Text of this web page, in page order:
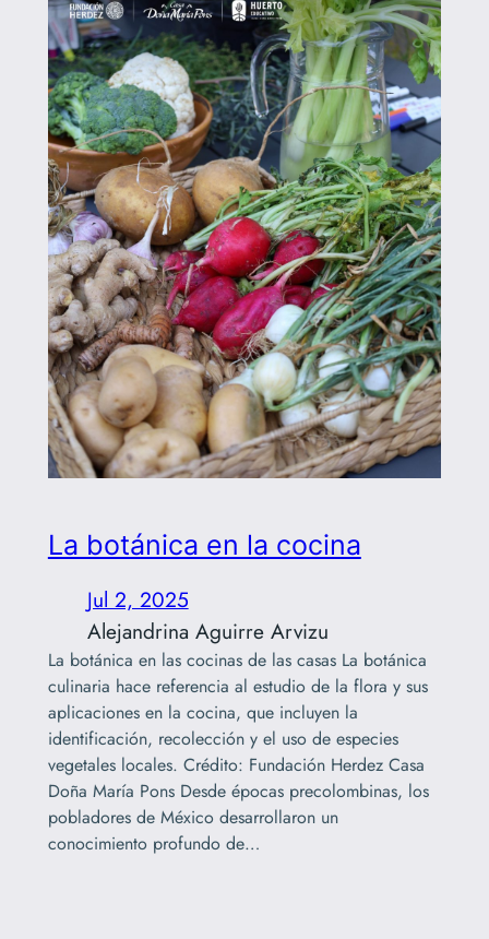
La botánica en la cocina
Jul 2, 2025
Alejandrina Aguirre Arvizu
La botánica en las cocinas de las casas La botánica
culinaria hace referencia al estudio de la flora y sus
aplicaciones en la cocina, que incluyen la
identificación, recolección y el uso de especies
vegetales locales. Crédito: Fundación Herdez Casa
Doña María Pons Desde épocas precolombinas, los
pobladores de México desarrollaron un
conocimiento profundo de…